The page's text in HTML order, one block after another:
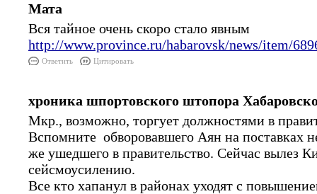
Мата
Вся тайное очень скоро стало явным
http://www.province.ru/habarovsk/news/item/
Ответить Цитировать
хроника шпортовского штопора
Мкр., возможно, торгует должностями в
Вспомните обворовавшего Аян на поставках
же ушедшего в правительство. Сейчас вылез
сейсмоусилению.
Все кто хапанул в районах уходят с